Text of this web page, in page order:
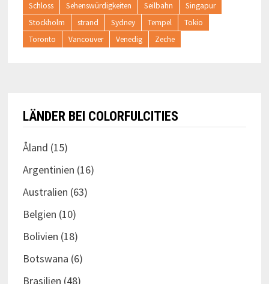
Schloss
Sehenswürdigkeiten Seilbahn
Singapur
Stockholm
strand Sydney Tempel
Tokio
Toronto
Vancouver Venedig Zeche
LÄNDER BEI COLORFULCITIES
Åland (15)
Argentinien (16)
Australien (63)
Belgien (10)
Bolivien (18)
Botswana (6)
Brasilien (48)